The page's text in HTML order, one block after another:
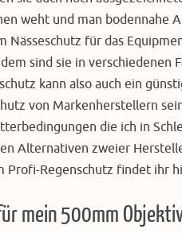
weht und man bodennahe
Nässeschutz für das
sind sie in
kann also auch ein
von Markenherstellern
die ich in
Alternativen zweier
Profi-Regenschutz findet ihr
mein 500mm